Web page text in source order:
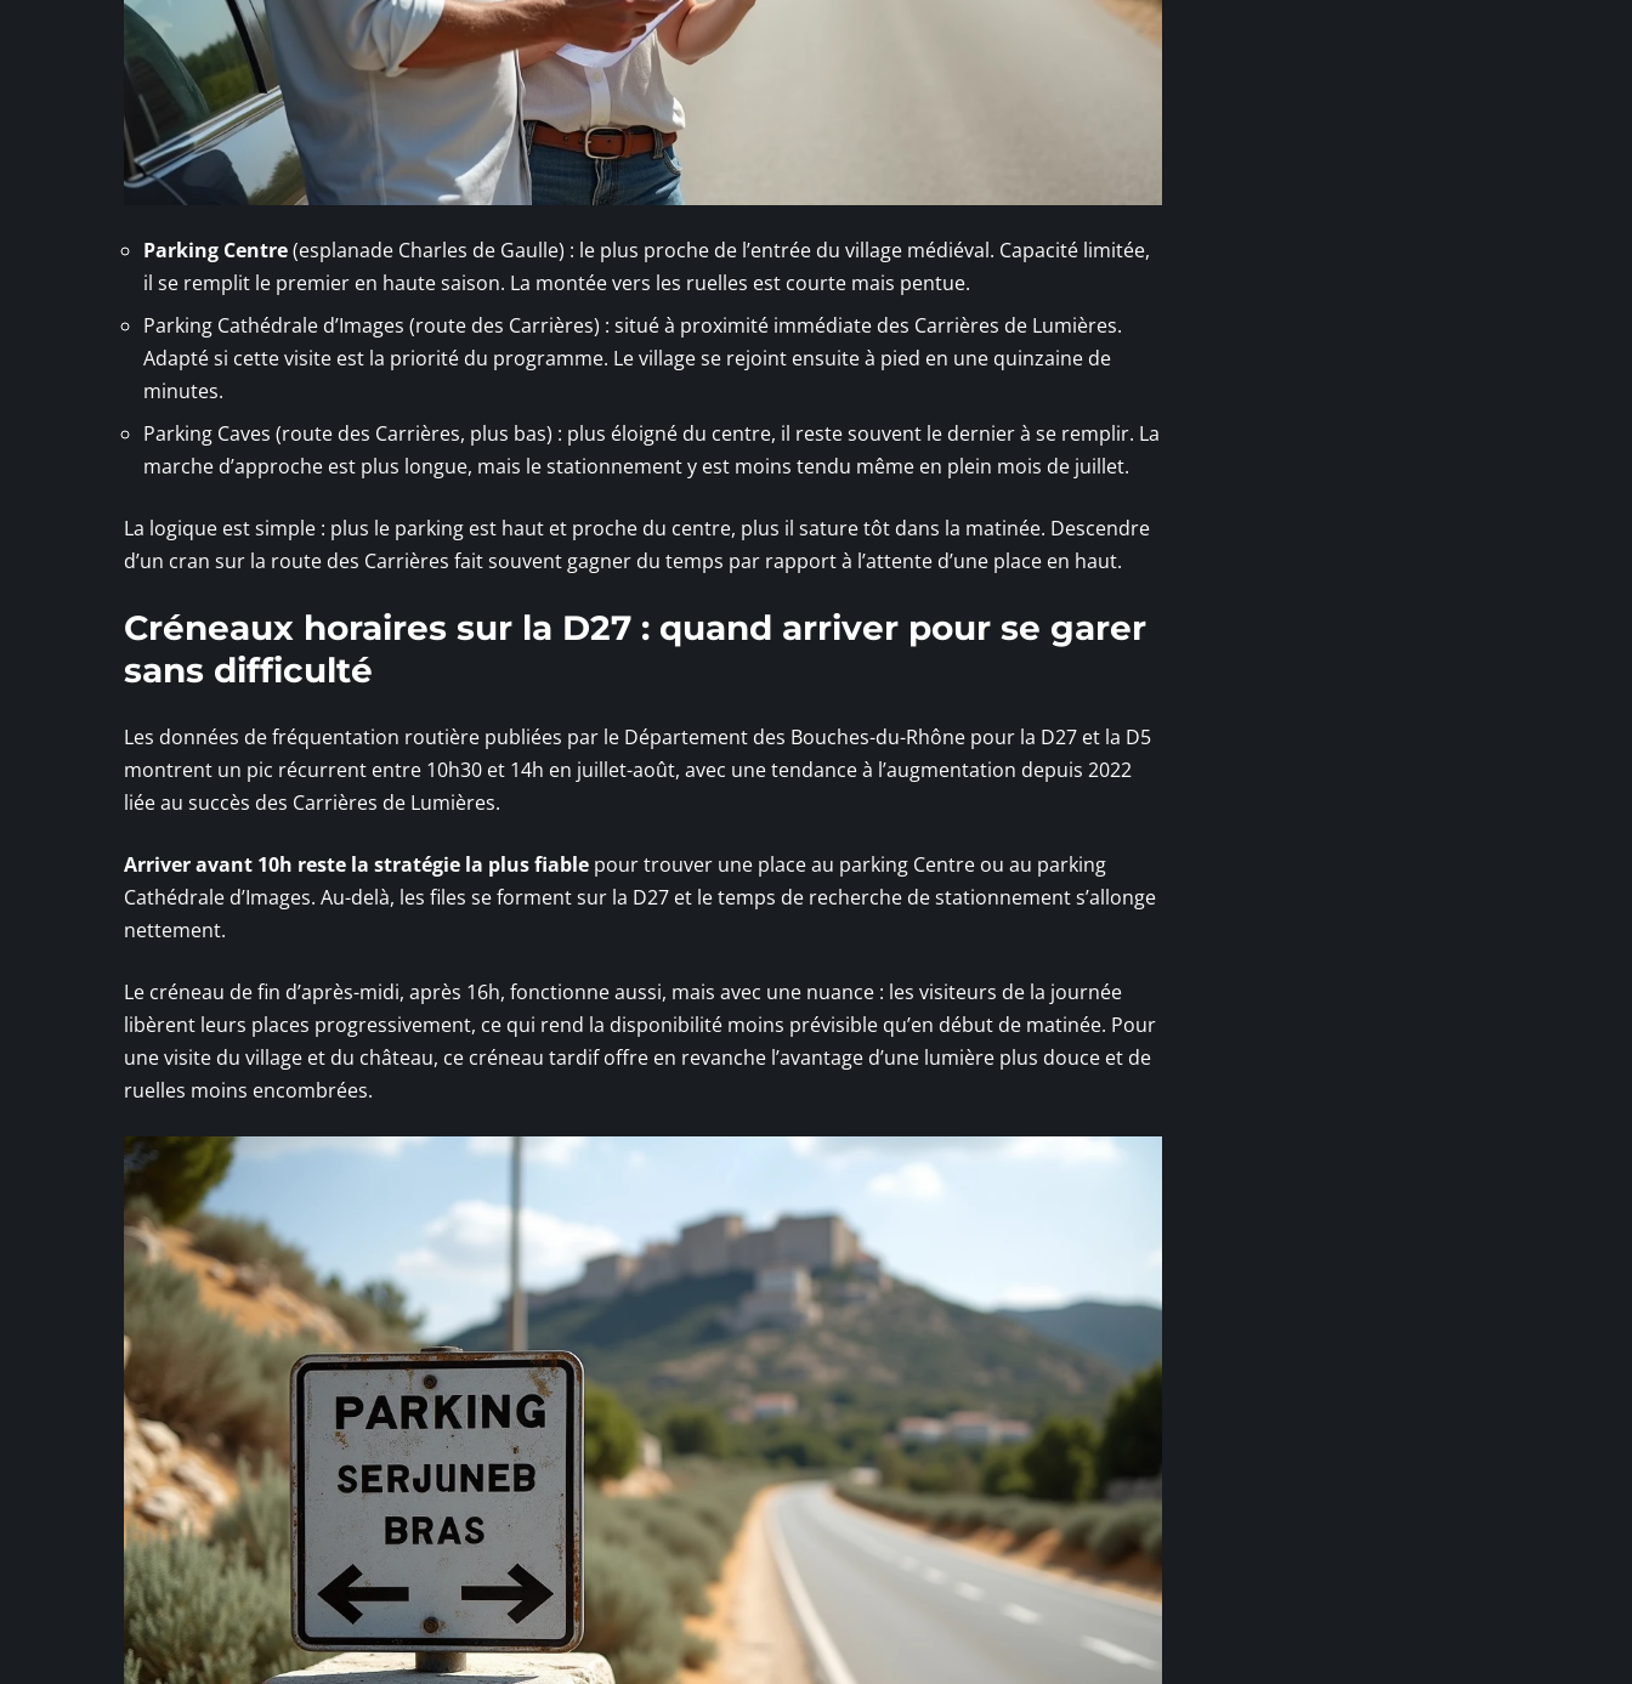
Parking Centre(esplanade Charles de Gaulle) : le plus proche de l’entrée du village médiéval. Capacité limitée,
il se remplit le premier en haute saison. La montée vers les ruelles est courte mais pentue.
Parking Cathédrale d’Images (route des Carrières) : situé à proximité immédiate des Carrières de Lumières.
Adapté si cette visite est la priorité du programme. Le village se rejoint ensuite à pied en une quinzaine de
minutes.
Parking Caves (route des Carrières, plus bas) : plus éloigné du centre, il reste souvent le dernier à se remplir. La
marche d’approche est plus longue, mais le stationnement y est moins tendu même en plein mois de juillet.
La logique est simple : plus le parking est haut et proche du centre, plus il sature tôt dans la matinée. Descendre
d’un cran sur la route des Carrières fait souvent gagner du temps par rapport à l’attente d’une place en haut.
Créneaux horaires sur la D27 : quand arriver pour se garer
sans difficulté
Les données de fréquentation routière publiées par le Département des Bouches-du-Rhône pour la D27 et la D5
montrent un pic récurrent entre 10h30 et 14h en juillet-août, avec une tendance à l’augmentation depuis 2022
liée au succès des Carrières de Lumières.
Arriver avant 10h reste la stratégie la plus fiable pour trouver une place au parking Centre ou au parking
Cathédrale d’Images. Au-delà, les files se forment sur la D27 et le temps de recherche de stationnement s’allonge
nettement.
Le créneau de fin d’après-midi, après 16h, fonctionne aussi, mais avec une nuance : les visiteurs de la journée
libèrent leurs places progressivement, ce qui rend la disponibilité moins prévisible qu’en début de matinée. Pour
une visite du village et du château, ce créneau tardif offre en revanche l’avantage d’une lumière plus douce et de
ruelles moins encombrées.